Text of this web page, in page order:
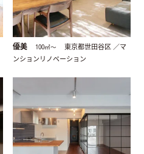
優美 100㎡〜
東京都世田谷区 ／マ
ンションリノベーション